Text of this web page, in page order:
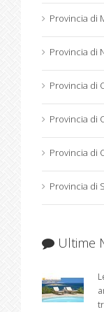
Provincia di
Provincia di
Provincia di
Provincia di
Provincia di
Provincia di
Ultime